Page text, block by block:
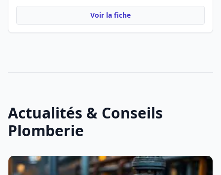
Voir la fiche
Actualités & Conseils
Plomberie